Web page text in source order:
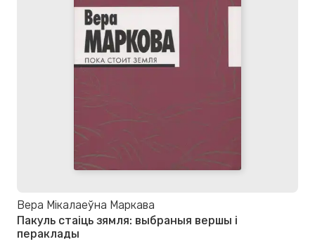
Вера Мікалаеўна Маркава
Пакуль стаіць зямля: выбраныя вершы і
пераклады